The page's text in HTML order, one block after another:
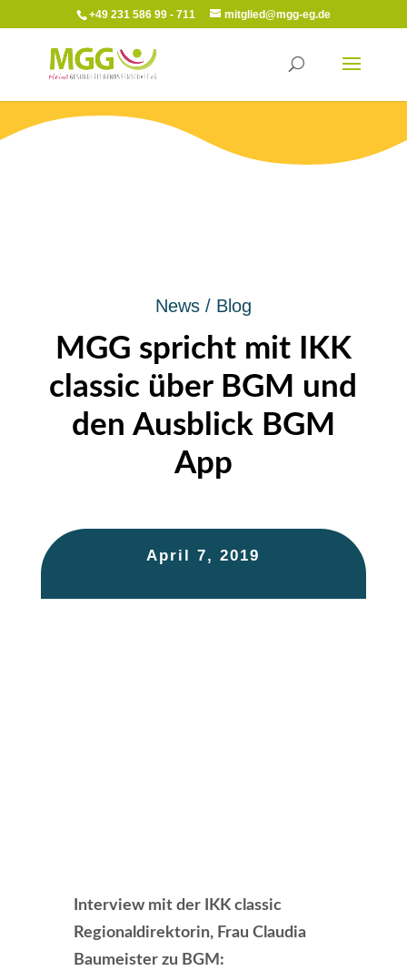
+49 231 586 99 - 711 mitglied@mgg-eg.de
News / Blog
MGG spricht mit IKK
classic über BGM und
den Ausblick BGM
App
April 7, 2019
Interview mit der IKK classic
Regionaldirektorin, Frau Claudia
Baumeister zu BGM: